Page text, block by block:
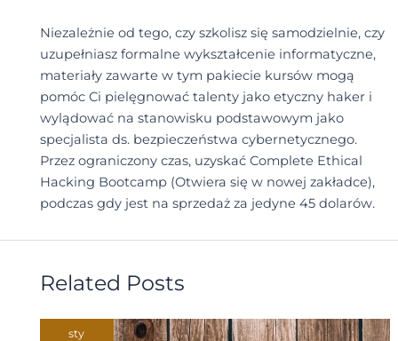
Niezależnie od tego, czy szkolisz się samodzielnie, czy
uzupełniasz formalne wykształcenie informatyczne,
materiały zawarte w tym pakiecie kursów mogą
pomóc Ci pielęgnować talenty jako etyczny haker i
wylądować na stanowisku podstawowym jako
specjalista ds. bezpieczeństwa cybernetycznego.
Przez ograniczony czas, uzyskać Complete Ethical
Hacking Bootcamp (Otwiera się w nowej zakładce),
podczas gdy jest na sprzedaż za jedyne 45 dolarów.
Related Posts
sty